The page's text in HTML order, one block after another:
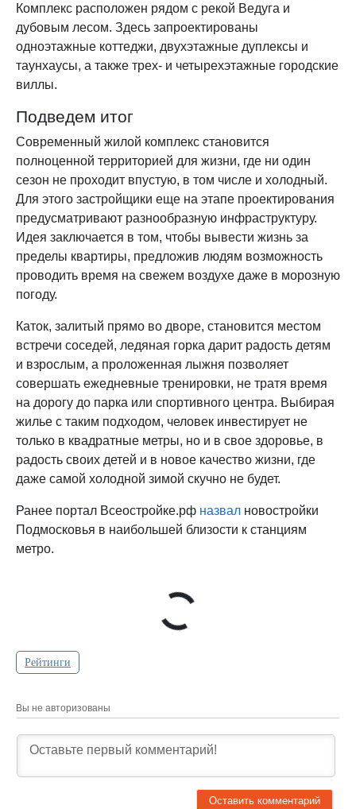
Комплекс расположен рядом с рекой Ведуга и
дубовым лесом. Здесь запроектированы
одноэтажные коттеджи, двухэтажные дуплексы и
таунхаусы, а также трех- и четырехэтажные городские
виллы.
Подведем итог
Современный жилой комплекс становится
полноценной территорией для жизни, где ни один
сезон не проходит впустую, в том числе и холодный.
Для этого застройщики еще на этапе проектирования
предусматривают разнообразную инфраструктуру.
Идея заключается в том, чтобы вывести жизнь за
пределы квартиры, предложив людям возможность
проводить время на свежем воздухе даже в морозную
погоду.
Каток, залитый прямо во дворе, становится местом
встречи соседей, ледяная горка дарит радость детям
и взрослым, а проложенная лыжня позволяет
совершать ежедневные тренировки, не тратя время
на дорогу до парка или спортивного центра. Выбирая
жилье с таким подходом, человек инвестирует не
только в квадратные метры, но и в свое здоровье, в
радость своих детей и в новое качество жизни, где
даже самой холодной зимой скучно не будет.
Ранее портал Всеостройке.рф назвал новостройки
Подмосковья в наибольшей близости к станциям
метро.
Рейтинги
Вы не авторизованы